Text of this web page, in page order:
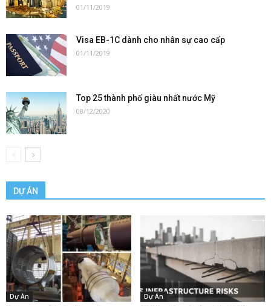
01/11/2019
Visa EB-1C dành cho nhân sự cao cấp
01/11/2019
Top 25 thành phố giàu nhất nước Mỹ
08/12/2020
DỰ ÁN
Dự Án Dự Án